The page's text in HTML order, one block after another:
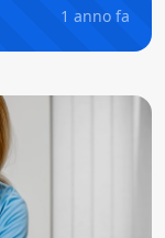
1 anno fa